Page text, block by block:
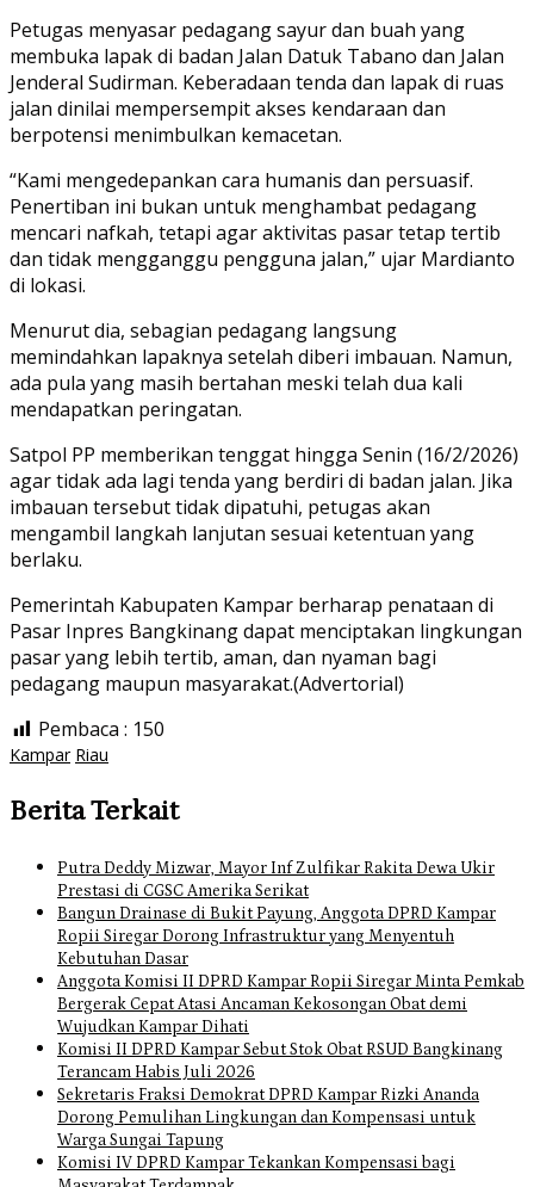
Petugas menyasar pedagang sayur dan buah yang
membuka lapak di badan Jalan Datuk Tabano dan Jalan
Jenderal Sudirman. Keberadaan tenda dan lapak di ruas
jalan dinilai mempersempit akses kendaraan dan
berpotensi menimbulkan kemacetan.
“Kami mengedepankan cara humanis dan persuasif.
Penertiban ini bukan untuk menghambat pedagang
mencari nafkah, tetapi agar aktivitas pasar tetap tertib
dan tidak mengganggu pengguna jalan,” ujar Mardianto
di lokasi.
Menurut dia, sebagian pedagang langsung
memindahkan lapaknya setelah diberi imbauan. Namun,
ada pula yang masih bertahan meski telah dua kali
mendapatkan peringatan.
Satpol PP memberikan tenggat hingga Senin (16/2/2026)
agar tidak ada lagi tenda yang berdiri di badan jalan. Jika
imbauan tersebut tidak dipatuhi, petugas akan
mengambil langkah lanjutan sesuai ketentuan yang
berlaku.
Pemerintah Kabupaten Kampar berharap penataan di
Pasar Inpres Bangkinang dapat menciptakan lingkungan
pasar yang lebih tertib, aman, dan nyaman bagi
pedagang maupun masyarakat.(Advertorial)
Pembaca : 150
Kampar Riau
Berita Terkait
Putra Deddy Mizwar, Mayor Inf Zulfikar Rakita Dewa Ukir
Prestasi di CGSC Amerika Serikat
Bangun Drainase di Bukit Payung, Anggota DPRD Kampar
Ropii Siregar Dorong Infrastruktur yang Menyentuh
Kebutuhan Dasar
Anggota Komisi II DPRD Kampar Ropii Siregar Minta Pemkab
Bergerak Cepat Atasi Ancaman Kekosongan Obat demi
Wujudkan Kampar Dihati
Komisi II DPRD Kampar Sebut Stok Obat RSUD Bangkinang
Terancam Habis Juli 2026
Sekretaris Fraksi Demokrat DPRD Kampar Rizki Ananda
Dorong Pemulihan Lingkungan dan Kompensasi untuk
Warga Sungai Tapung
Komisi IV DPRD Kampar Tekankan Kompensasi bagi